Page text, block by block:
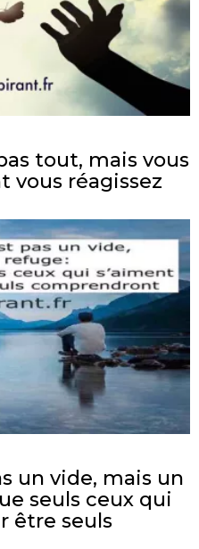
tout, mais vous
vous réagissez
un vide, mais un
seuls ceux qui
être seuls